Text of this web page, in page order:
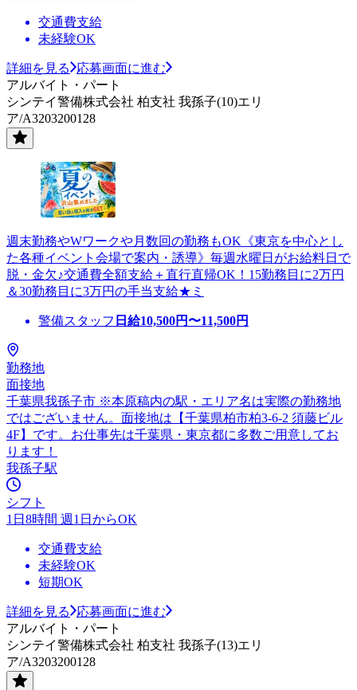
交通費支給
未経験OK
詳細を見る
応募画面に進む
アルバイト・パート
シンテイ警備株式会社 柏支社 我孫子(10)エリ
ア/A3203200128
週末勤務やWワークや月数回の勤務もOK《東京を中心とし
た各種イベント会場で案内・誘導》毎週水曜日がお給料日で
脱・金欠♪交通費全額支給＋直行直帰OK！15勤務目に2万円
＆30勤務目に3万円の手当支給★ミ
警備スタッフ 日給10,500円〜11,500円
勤務地
面接地
千葉県我孫子市 ※本原稿内の駅・エリア名は実際の勤務地
ではございません。面接地は【千葉県柏市柏3-6-2 須藤ビル
4F】です。お仕事先は千葉県・東京都に多数ご用意してお
ります！
我孫子駅
シフト
1日8時間 週1日からOK
交通費支給
未経験OK
短期OK
詳細を見る
応募画面に進む
アルバイト・パート
シンテイ警備株式会社 柏支社 我孫子(13)エリ
ア/A3203200128